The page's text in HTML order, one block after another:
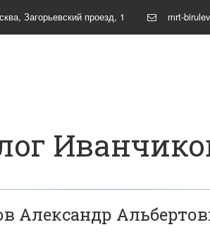
, Загорьевский проезд, 1 mrt-
Александр